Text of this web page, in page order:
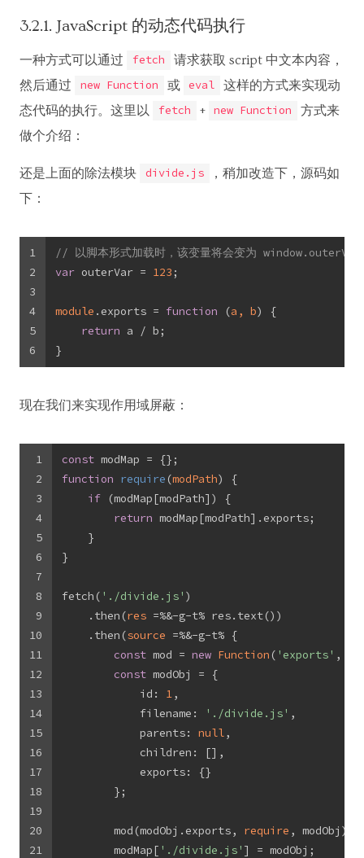
3.2.1. JavaScript 的动态代码执行
一种方式可以通过 fetch
请求获取 script 中文本内容，
然后通过
new Function 或 eval
这样的方式来实现动
态代码的执行。这里以
fetch + new Function
方式来
做个介绍：
还是上面的除法模块 divide.js
，稍加改造下，源码如
下：
1
2
3
4
5
6
// 以脚本形式加载时，该变量将会变为 window.outerVar
var outerVar = 123 ;
module .exports = function (a, b)
{
return a / b;
}
现在我们来实现作用域屏蔽：
1
2
3
4
5
6
7
8
9
10
11
12
13
14
15
16
17
18
19
20
21
const modMap = {};
function require (modPath)
{
if (modMap[modPath]) {
return modMap[modPath].exports;
    }
}
fetch( './divide.js' )
    .then(
res =%&-g-t% res.text())
    .then(
source =%&-g-t% {
const mod = new Function ( 'exports' ,
const modObj = {
            id:
1,
            filename:
'./divide.js' ,
            parents:
null,
            children: [],
            exports: {}
        };
        mod(modObj.exports,
require , modObj);
        modMap[
'./divide.js' ] = modObj;